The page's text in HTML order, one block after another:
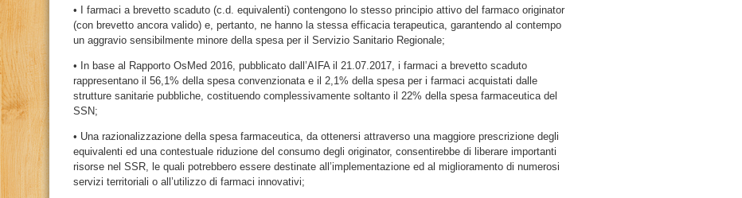
• I farmaci a brevetto scaduto (c.d. equivalenti) contengono lo stesso principio attivo del farmaco originator
(con brevetto ancora valido) e, pertanto, ne hanno la stessa efficacia terapeutica, garantendo al contempo
un aggravio sensibilmente minore della spesa per il Servizio Sanitario Regionale;
• In base al Rapporto OsMed 2016, pubblicato dall’AIFA il 21.07.2017, i farmaci a brevetto scaduto
rappresentano il 56,1% della spesa convenzionata e il 2,1% della spesa per i farmaci acquistati dalle
strutture sanitarie pubbliche, costituendo complessivamente soltanto il 22% della spesa farmaceutica del
SSN;
• Una razionalizzazione della spesa farmaceutica, da ottenersi attraverso una maggiore prescrizione degli
equivalenti ed una contestuale riduzione del consumo degli originator, consentirebbe di liberare importanti
risorse nel SSR, le quali potrebbero essere destinate all’implementazione ed al miglioramento di numerosi
servizi territoriali o all’utilizzo di farmaci innovativi;